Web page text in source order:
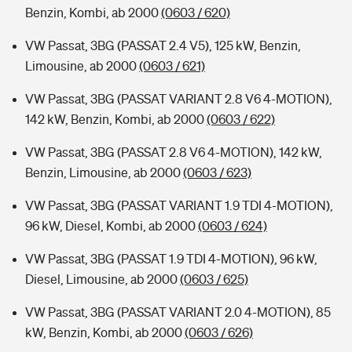
Benzin, Kombi, ab 2000(0603 / 620)
VW Passat, 3BG (PASSAT 2.4 V5), 125 kW, Benzin,
Limousine, ab 2000(0603 / 621)
VW Passat, 3BG (PASSAT VARIANT 2.8 V6 4-MOTION),
142 kW, Benzin, Kombi, ab 2000(0603 / 622)
VW Passat, 3BG (PASSAT 2.8 V6 4-MOTION), 142 kW,
Benzin, Limousine, ab 2000(0603 / 623)
VW Passat, 3BG (PASSAT VARIANT 1.9 TDI 4-MOTION),
96 kW, Diesel, Kombi, ab 2000(0603 / 624)
VW Passat, 3BG (PASSAT 1.9 TDI 4-MOTION), 96 kW,
Diesel, Limousine, ab 2000(0603 / 625)
VW Passat, 3BG (PASSAT VARIANT 2.0 4-MOTION), 85
kW, Benzin, Kombi, ab 2000(0603 / 626)